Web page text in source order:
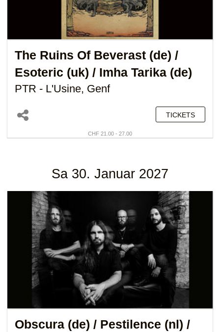
The Ruins Of Beverast (de) /
Esoteric (uk) / Imha Tarika (de)
PTR - L'Usine, Genf
TICKETS
CHF 21.00 - 27.00
Sa 30. Januar 2027
Obscura (de) / Pestilence (nl) /